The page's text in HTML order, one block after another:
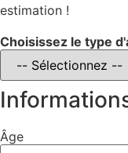
estimation !
Choisissez le type
Âge